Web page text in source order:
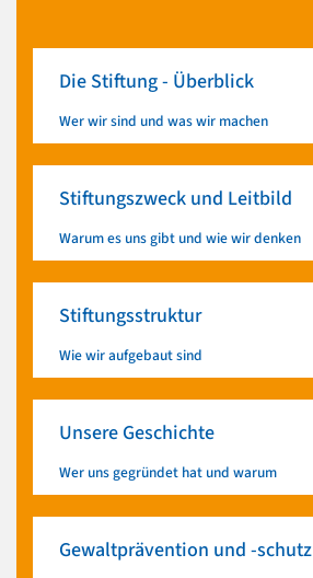
Die Stiftung - Überblick
Wer wir sind und was wir machen
Stiftungszweck und Leitbild
Warum es uns gibt und wie wir denken
Stiftungsstruktur
Wie wir aufgebaut sind
Unsere Geschichte
Wer uns gegründet hat und warum
Gewaltprävention und -schutz